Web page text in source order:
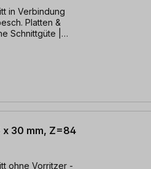
in Verbindung
Platten &
Schnittgüte |
30 mm, Z=84
ohne Vorritzer -